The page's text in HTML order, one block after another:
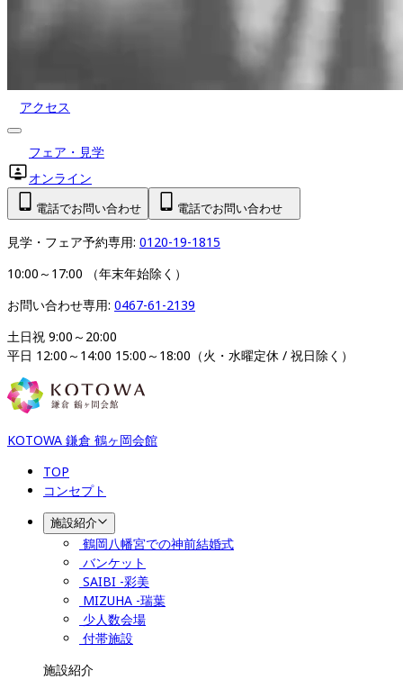
アクセス
フェア・見学
オンライン
電話でお問い合わせ 電話でお問い合わせ
見学・フェア予約専用: 0120-19-1815
10:00～17:00 （年末年始除く）
お問い合わせ専用: 0467-61-2139
土日祝 9:00～20:00
平日 12:00～14:00 15:00～18:00（火・水曜定休 / 祝日除く）
KOTOWA 鎌倉 鶴ヶ岡会館
TOP
コンセプト
施設紹介
鶴岡八幡宮での神前結婚式
バンケット
SAIBI -彩美
MIZUHA -瑞葉
少人数会場
付帯施設
施設紹介